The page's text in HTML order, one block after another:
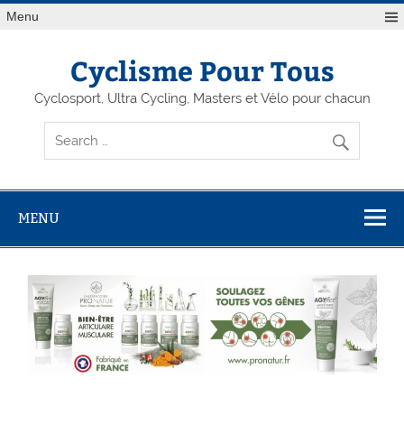
Menu
Cyclisme Pour Tous
Cyclosport, Ultra Cycling, Masters et Vélo pour chacun
MENU